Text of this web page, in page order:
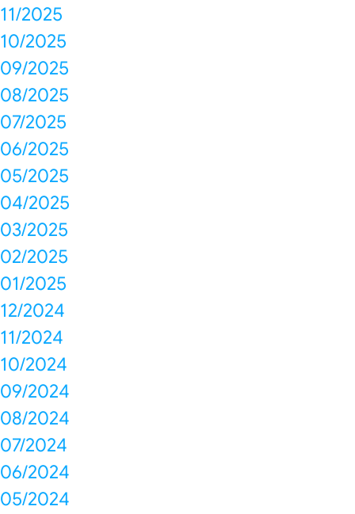
11/2025
10/2025
09/2025
08/2025
07/2025
06/2025
05/2025
04/2025
03/2025
02/2025
01/2025
12/2024
11/2024
10/2024
09/2024
08/2024
07/2024
06/2024
05/2024